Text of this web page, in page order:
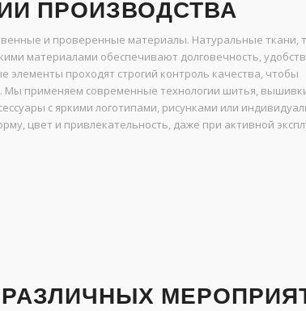
ПРОИЗВОДСТВА
и проверенные материалы. Натуральные ткани,
материалами обеспечивают долговечность,
проходят строгий контроль качества, чтобы
Мы применяем современные технологии шитья,
с яркими логотипами, рисунками или
цвет и привлекательность, даже при активной